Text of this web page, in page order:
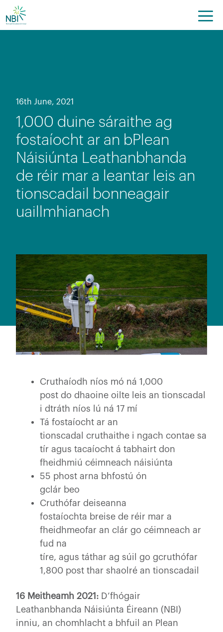
Skip
to
content
16th June, 2021
1,000 duine sáraithe ag
fostaíocht ar an bPlean
Náisiúnta Leathanbhanda
de réir mar a leantar leis an
tionscadail bonneagair
uaillmhianach
Cruthaíodh níos mó ná 1,000
post do dhaoine oilte leis an tionscadal
i dtráth níos lú ná 17 mí
Tá fostaíocht ar an
tionscadal cruthaithe i ngach contae sa
tír agus tacaíocht á tabhairt don
fheidhmiú céimneach náisiúnta
55 phost arna bhfostú ón
gclár beo
Cruthófar deiseanna
fostaíochta breise de réir mar a
fheidhmeofar an clár go céimneach ar
fud na
tíre, agus táthar ag súil go gcruthófar
1,800 post thar shaolré an tionscadail
16 Meitheamh 2021: D’fhógair
Leathanbhanda Náisiúnta Éireann (NBI)
inniu, an chomhlacht a bhfuil an Plean